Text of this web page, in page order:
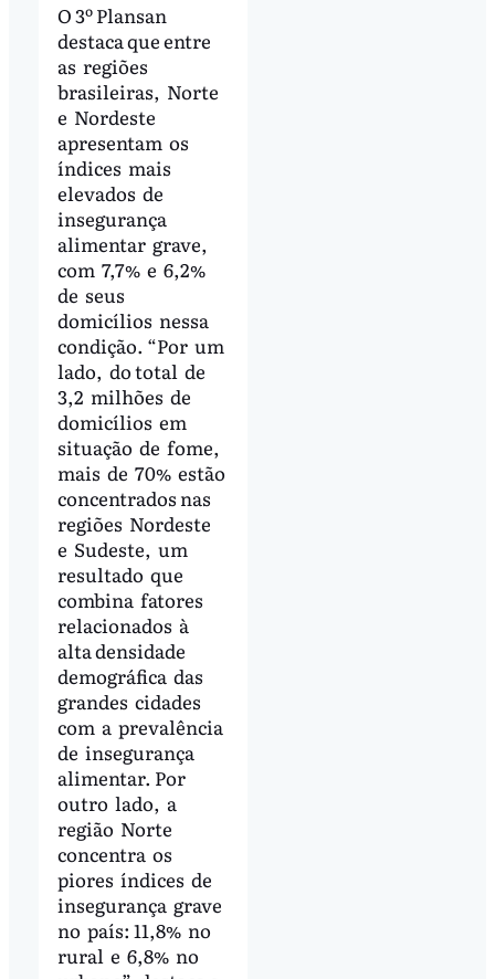
O 3º Plansan
destaca que entre
as regiões
brasileiras, Norte
e Nordeste
apresentam os
índices mais
elevados de
insegurança
alimentar grave,
com 7,7% e 6,2%
de seus
domicílios nessa
condição. “Por um
lado, do total de
3,2 milhões de
domicílios em
situação de fome,
mais de 70% estão
concentrados nas
regiões Nordeste
e Sudeste, um
resultado que
combina fatores
relacionados à
alta densidade
demográfica das
grandes cidades
com a prevalência
de insegurança
alimentar. Por
outro lado, a
região Norte
concentra os
piores índices de
insegurança grave
no país: 11,8% no
rural e 6,8% no